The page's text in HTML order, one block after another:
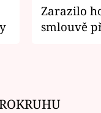
Zarazilo
smlouvě